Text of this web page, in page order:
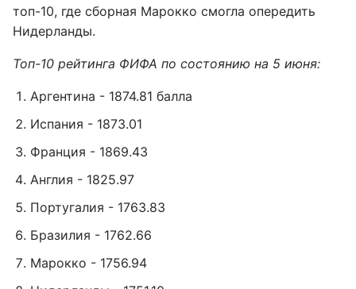
топ-10, где сборная Марокко смогла опередить
Нидерланды.
Топ-10 рейтинга ФИФА по состоянию на 5 июня:
Аргентина - 1874.81 балла
Испания - 1873.01
Франция - 1869.43
Англия - 1825.97
Португалия - 1763.83
Бразилия - 1762.66
Марокко - 1756.94